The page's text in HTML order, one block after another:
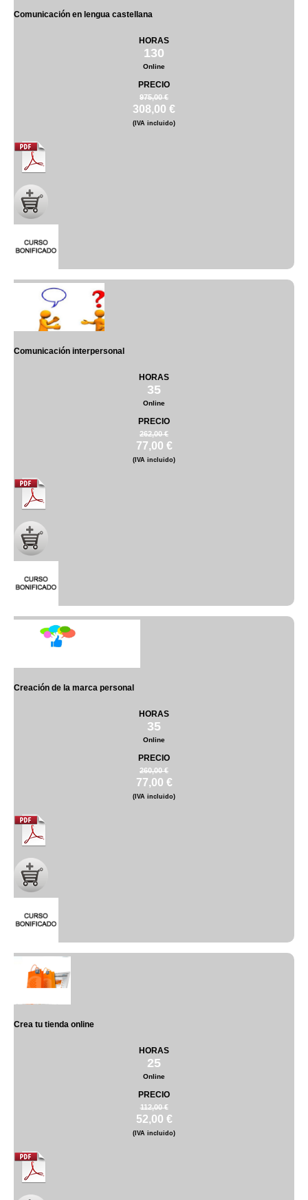
Comunicación en lengua castellana
HORAS
130
Online
PRECIO
975,00 €
308,00 €
(IVA incluido)
Comunicación interpersonal
HORAS
35
Online
PRECIO
262,00 €
77,00 €
(IVA incluido)
Creación de la marca personal
HORAS
35
Online
PRECIO
260,00 €
77,00 €
(IVA incluido)
Crea tu tienda online
HORAS
25
Online
PRECIO
112,00 €
52,00 €
(IVA incluido)